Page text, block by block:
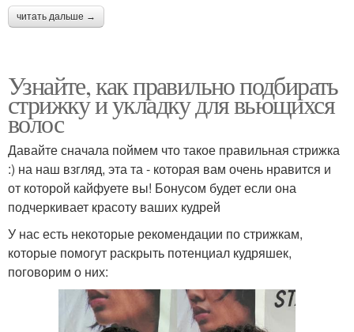
читать дальше →
Узнайте, как правильно подбирать
стрижку и укладку для вьющихся
волос
Давайте сначала поймем что такое правильная стрижка
:) на наш взгляд, эта та - которая вам очень нравится и
от которой кайфуете вы! Бонусом будет если она
подчеркивает красоту ваших кудрей
У нас есть некоторые рекомендации по стрижкам,
которые помогут раскрыть потенциал кудряшек,
поговорим о них: